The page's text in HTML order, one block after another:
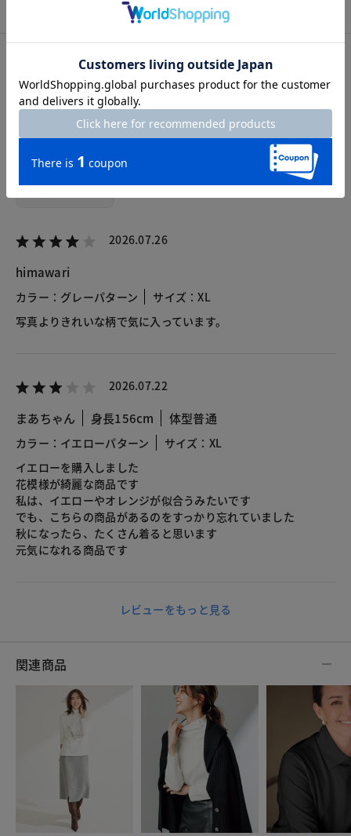
カスタマーレビュー
総合評価
4.3 74レビュー
2026.07.26
himawari
カラー：グレーパターン
サイズ：XL
写真よりきれいな柄で気に入っています。
2026.07.22
まあちゃん 身長156cm 体型普通
カラー：イエローパターン
サイズ：XL
イエローを購入しました
花模様が綺麗な商品です
私は、イエローやオレンジが似合うみたいです
でも、こちらの商品があるのをすっかり忘れていました
秋になったら、たくさん着ると思います
元気になれる商品です
レビューをもっと見る
関連商品